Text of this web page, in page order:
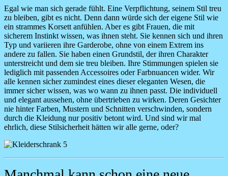
Egal wie man sich gerade fühlt. Eine Verpflichtung, seinem Stil treu
zu bleiben, gibt es nicht. Denn dann würde sich der eigene Stil wie
ein strammes Korsett anfühlen. Aber es gibt Frauen, die mit
sicherem Instinkt wissen, was ihnen steht. Sie kennen sich und ihren
Typ und variieren ihre Garderobe, ohne von einem Extrem ins
andere zu fallen. Sie haben einen Grundstil, der ihren Charakter
unterstreicht und dem sie treu bleiben. Ihre Stimmungen spielen sie
lediglich mit passenden Accessoires oder Farbnuancen wider. Wir
alle kennen sicher zumindest eines dieser eleganten Wesen, die
immer sicher wissen, was wo wann zu ihnen passt. Die individuell
und elegant aussehen, ohne übertrieben zu wirken. Deren Gesichter
nie hinter Farben, Mustern und Schnitten verschwinden, sondern
durch die Kleidung nur positiv betont wird. Und sind wir mal
ehrlich, diese Stilsicherheit hätten wir alle gerne, oder?
Image